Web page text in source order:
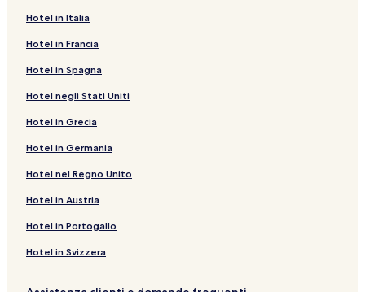
Hotel in Italia
Hotel in Francia
Hotel in Spagna
Hotel negli Stati Uniti
Hotel in Grecia
Hotel in Germania
Hotel nel Regno Unito
Hotel in Austria
Hotel in Portogallo
Hotel in Svizzera